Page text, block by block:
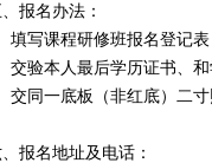
报名办法：
填写课程研修班报名登记表
交验本人最后学历证书、
交同一底板（非红底）二寸
报名地址及电话：